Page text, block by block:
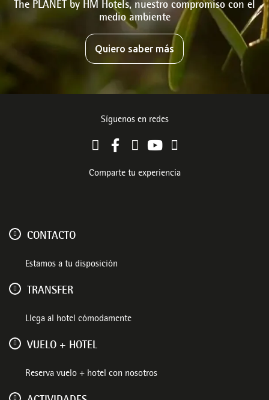
The PLANET by HM Hotels, nuestro compromiso con el
medio ambiente
Quiero saber más
Síguenos en redes
Comparte tu experiencia
CONTACTO
Estamos a tu disposición
TRANSFER
Llega al hotel cómodamente
VUELO + HOTEL
Reserva vuelo + hotel con nosotros